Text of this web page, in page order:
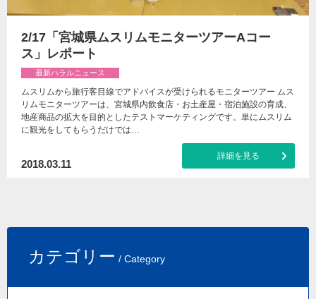
2/17「宮城県ムスリムモニターツアーAコー
ス」レポート
最新ハラルニュース
ムスリムから旅行客目線でアドバイスが受けられるモニターツアー ムス
リムモニターツアーは、宮城県内飲食店・お土産屋・宿泊施設の育成、
地産商品の拡大を目的としたテストマーケティングです。単にムスリム
に観光をしてもらうだけでは…
2018.03.11
詳細を見る
カテゴリー / Category